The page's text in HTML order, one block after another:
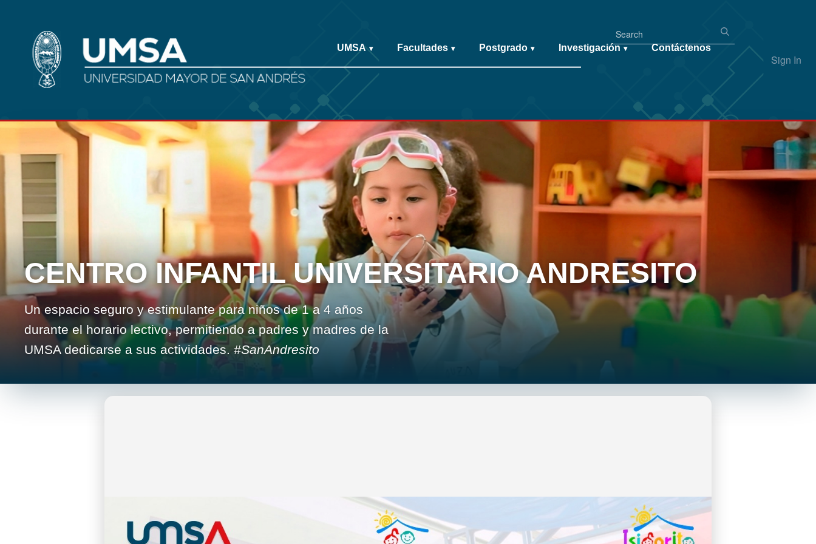
Sign In
UMSA ▾ Facultades ▾ Postgrado ▾ Investigación ▾ Contáctenos
CENTRO INFANTIL UNIVERSITARIO ANDRESITO
Un espacio seguro y estimulante para niños de 1 a 4 años
durante el horario lectivo, permitiendo a padres y madres de la
UMSA dedicarse a sus actividades. #SanAndresito